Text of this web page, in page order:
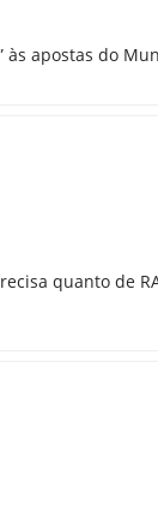
às apostas do
quanto de